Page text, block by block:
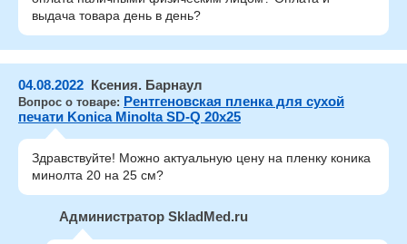
выдача товара день в день?
04.08.2022 Ксения. Барнаул
Вопрос о товаре: Рентгеновская пленка для сухой
печати Konica Minolta SD-Q 20x25
Здравствуйте! Можно актуальную цену на пленку коника
минолта 20 на 25 см?
Администратор SkladMed.ru